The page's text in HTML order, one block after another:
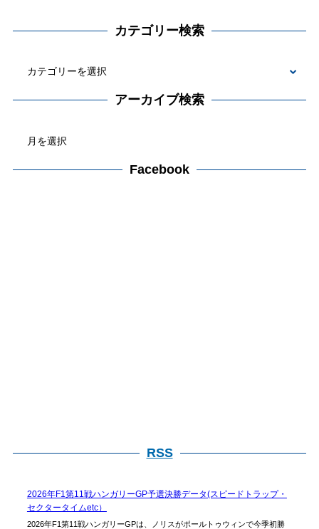
カテゴリー検索
検
アーカイブ検索
カ
Facebook
RSS
2026年F1第11戦ハンガリーGP予選決勝データ(スピードトラップ・
セクタータイムetc）
2026年F1第11戦ハンガリーGPは、ノリスがポールトゥウィンで今季初勝